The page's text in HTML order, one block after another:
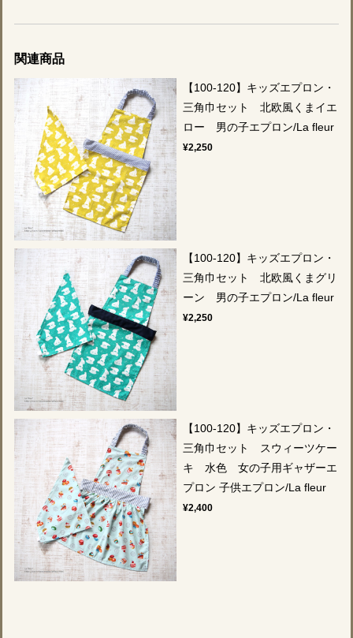
関連商品
【100-120】キッズエプロン・
三角巾セット 北欧風くまイエ
ロー 男の子エプロン/La fleur
¥2,250
【100-120】キッズエプロン・
三角巾セット 北欧風くまグリ
ーン 男の子エプロン/La fleur
¥2,250
【100-120】キッズエプロン・
三角巾セット スウィーツケー
キ 水色 女の子用ギャザーエ
プロン 子供エプロン/La fleur
¥2,400